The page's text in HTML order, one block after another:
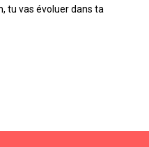
tu vas évoluer dans ta